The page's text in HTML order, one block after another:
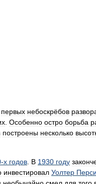
первых небоскрёбов
. Особенно остро борьба
построены несколько
-х годов. В 1930 году
инвестировал Уолтер Перси